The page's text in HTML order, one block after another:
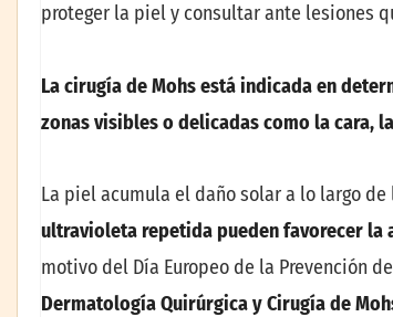
proteger la piel y consultar ante lesiones
La cirugía de Mohs está indicada en
zonas visibles o delicadas como la cara,
La piel acumula el daño solar a lo largo de
ultravioleta repetida pueden favorecer la
motivo del Día Europeo de la Prevención
Dermatología Quirúrgica y Cirugía de